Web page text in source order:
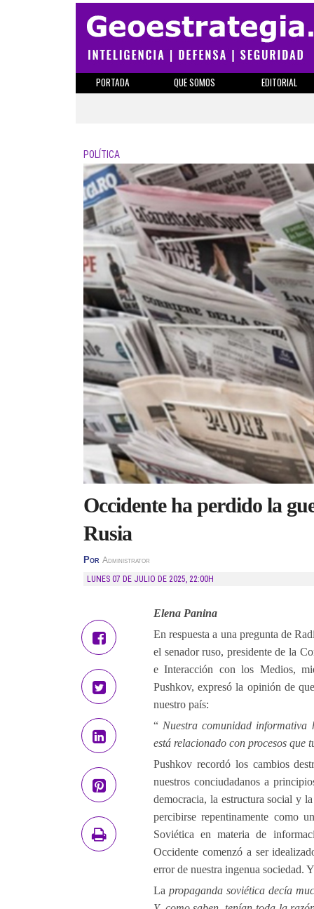
PORTADA QUE SOMOS EDITORIAL
POLÍTICA
Occidente ha perdido la
Rusia
Por Administrator
LUNES 07 DE JULIO DE 2025, 22:00H
Elena Panina
En respuesta a una pregunta de
el senador ruso, presidente de la
e Interacción con los Medios,
Pushkov, expresó la opinión de
nuestro país:
“ Nuestra comunidad informativa
está relacionado con procesos que
Pushkov recordó los cambios
nuestros conciudadanos a
democracia, la estructura social y
percibirse repentinamente como
Soviética en materia de
Occidente comenzó a ser
error de nuestra ingenua sociedad.
Lapropaganda soviética decía